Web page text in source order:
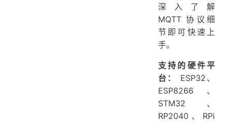
深入了解
MQTT 协议细
节即可快速上
手。
支持的硬件平
台：
ESP32、
ESP8266、
STM32、
RP2040、RPi